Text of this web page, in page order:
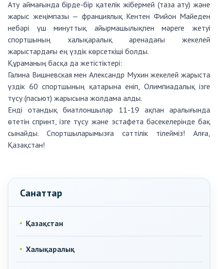
Ату аймағында бірде-бір қателік жібермей (таза ату) және
жарыс жеңімпазы — франциялық Кентен Фийон Майеден
небәрі үш минуттық айырмашылықпен мәреге жетуі
спортшының халықаралық аренадағы жекелей
жарыстардағы ең үздік көрсеткіші болды.
Құраманың басқа да жетістіктері:
Галина Вишневская мен Александр Мухин жекелей жарыста
үздік 60 спортшының қатарына еніп, Олимпиадалық ізге
түсу (пасьют) жарысына жолдама алды.
Енді отандық биатлоншылар 11-19 ақпан аралығында
өтетін спринт, ізге түсу және эстафета бәсекелерінде бақ
сынайды. Спортшыларымызға сәттілік тілейміз! Алға,
Қазақстан!
Санаттар
Қазақстан
Халықаралық